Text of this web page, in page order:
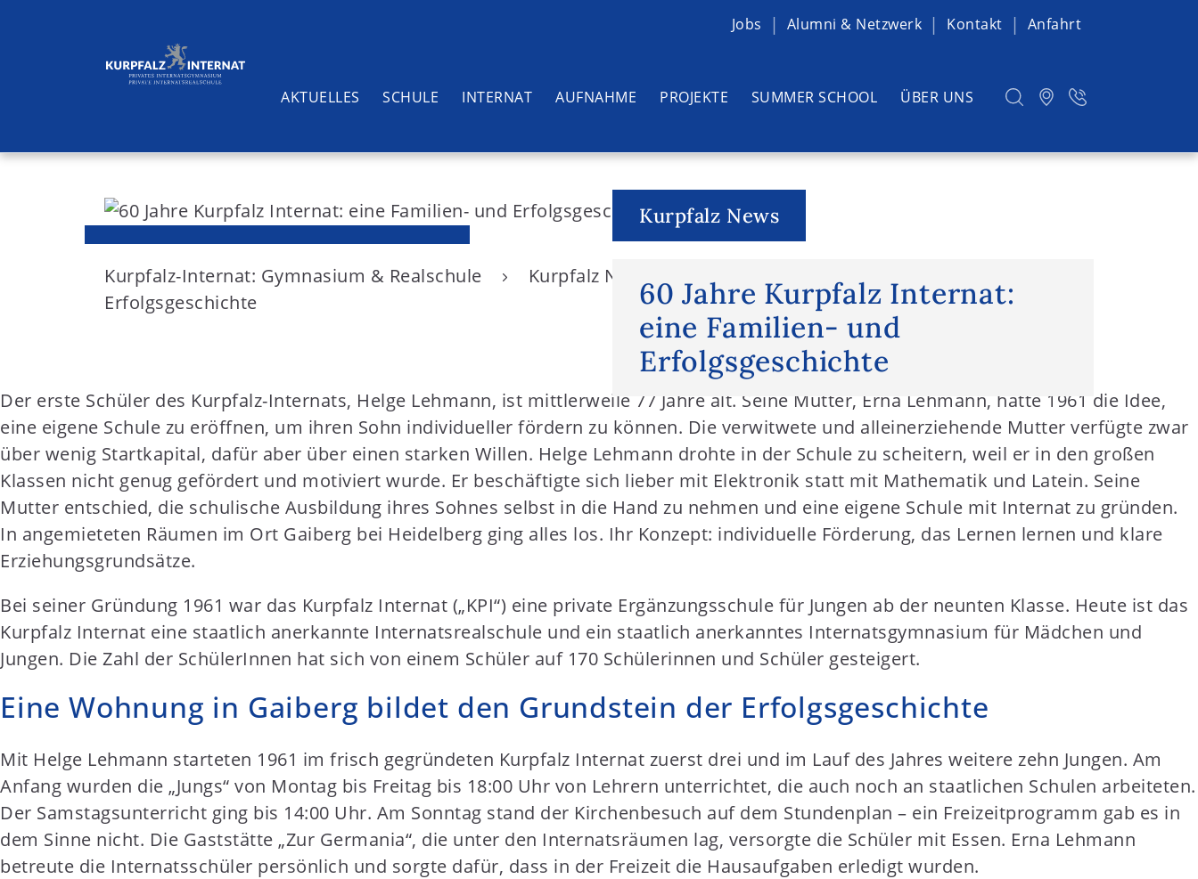
S
t
e
n
t
Jobs Alumni & Netzwerk Kontakt Anfahrt
AKTUELLES SCHULE INTERNAT AUFNAHME PROJEKTE SUMMER SCHOOL ÜBER UNS
Suchen
Kurpfalz News
60 Jahre Kurpfalz Internat:
eine Familien- und
Erfolgsgeschichte
Kurpfalz-Internat: Gymnasium & Realschule Kurpfalz News
60 Jahre Kurpfalz Internat: eine Familien- und
Erfolgsgeschichte
Der erste Schüler des Kurpfalz-Internats, Helge Lehmann, ist mittlerweile 77 Jahre alt. Seine Mutter, Erna Lehmann, hatte 1961 die Idee,
eine eigene Schule zu eröffnen, um ihren Sohn individueller fördern zu können. Die verwitwete und alleinerziehende Mutter verfügte zwar
über wenig Startkapital, dafür aber über einen starken Willen. Helge Lehmann drohte in der Schule zu scheitern, weil er in den großen
Klassen nicht genug gefördert und motiviert wurde. Er beschäftigte sich lieber mit Elektronik statt mit Mathematik und Latein. Seine
Mutter entschied, die schulische Ausbildung ihres Sohnes selbst in die Hand zu nehmen und eine eigene Schule mit Internat zu gründen.
In angemieteten Räumen im Ort Gaiberg bei Heidelberg ging alles los. Ihr Konzept: individuelle Förderung, das Lernen lernen und klare
Erziehungsgrundsätze.
Bei seiner Gründung 1961 war das Kurpfalz Internat („KPI“) eine private Ergänzungsschule für Jungen ab der neunten Klasse. Heute ist das
Kurpfalz Internat eine staatlich anerkannte Internatsrealschule und ein staatlich anerkanntes Internatsgymnasium für Mädchen und
Jungen. Die Zahl der SchülerInnen hat sich von einem Schüler auf 170 Schülerinnen und Schüler gesteigert.
Eine Wohnung in Gaiberg bildet den Grundstein der Erfolgsgeschichte
Mit Helge Lehmann starteten 1961 im frisch gegründeten Kurpfalz Internat zuerst drei und im Lauf des Jahres weitere zehn Jungen. Am
Anfang wurden die „Jungs“ von Montag bis Freitag bis 18:00 Uhr von Lehrern unterrichtet, die auch noch an staatlichen Schulen arbeiteten.
Der Samstagsunterricht ging bis 14:00 Uhr. Am Sonntag stand der Kirchenbesuch auf dem Stundenplan – ein Freizeitprogramm gab es in
dem Sinne nicht. Die Gaststätte „Zur Germania“, die unter den Internatsräumen lag, versorgte die Schüler mit Essen. Erna Lehmann
betreute die Internatsschüler persönlich und sorgte dafür, dass in der Freizeit die Hausaufgaben erledigt wurden.